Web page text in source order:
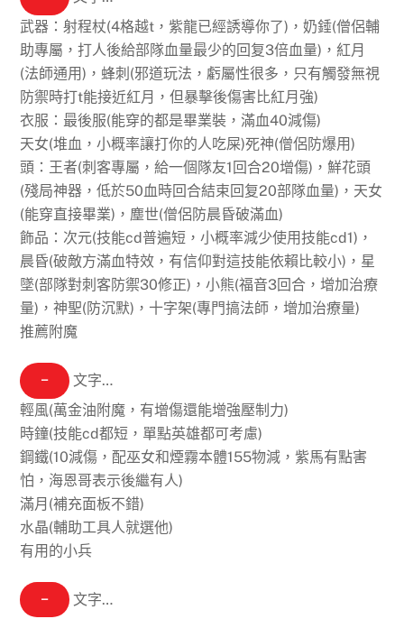
武器：射程杖(4格越t，紫龍已經誘導你了)，奶錘(僧侶輔
助專屬，打人後給部隊血量最少的回复3倍血量)，紅月
(法師通用)，蜂刺(邪道玩法，虧屬性很多，只有觸發無視
防禦時打t能接近紅月，但暴擊後傷害比紅月強)
衣服：最後服(能穿的都是畢業裝，滿血40減傷)
天女(堆血，小概率讓打你的人吃屎)死神(僧侶防爆用)
頭：王者(刺客專屬，給一個隊友1回合20增傷)，鮮花頭
(殘局神器，低於50血時回合結束回复20部隊血量)，天女
(能穿直接畢業)，塵世(僧侶防晨昏破滿血)
飾品：次元(技能cd普遍短，小概率減少使用技能cd1)，
晨昏(破敵方滿血特效，有信仰對這技能依賴比較小)，星
墜(部隊對刺客防禦30修正)，小熊(福音3回合，增加治療
量)，神聖(防沉默)，十字架(專門搞法師，增加治療量)
推薦附魔
−
文字…
輕風(萬金油附魔，有增傷還能增強壓制力)
時鐘(技能cd都短，單點英雄都可考慮)
鋼鐵(10減傷，配巫女和煙霧本體155物減，紫馬有點害
怕，海恩哥表示後繼有人)
滿月(補充面板不錯)
水晶(輔助工具人就選他)
有用的小兵
−
文字…